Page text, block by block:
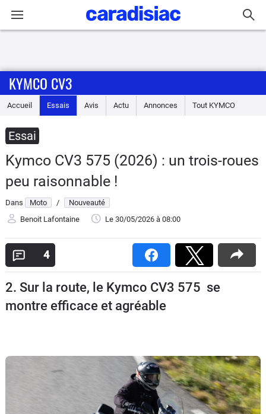
Accueil
Essais
Equipement
Avis
Forum
Scooters
&
125
Services
KYMCO CV3
Accueil Essais Avis Actu Annonces Tout KYMCO
Essai
Kymco CV3 575 (2026) : un trois-roues
peu raisonnable !
Dans Moto /
Nouveauté
Benoit Lafontaine
Le 30/05/2026 à 08:00
4
2. Sur la route, le Kymco CV3 575 se
montre efficace et agréable